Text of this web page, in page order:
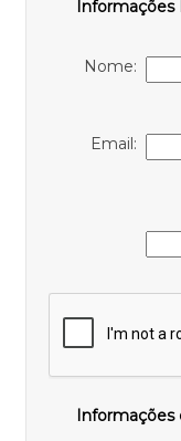
Informações
Nome:
Email:
Informações